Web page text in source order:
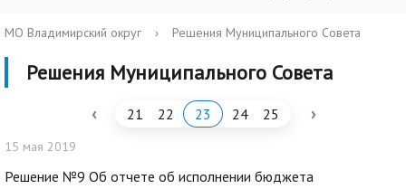
МО Владимирский округ › Решения Муниципального Совета
Решения Муниципального Совета
‹ 21 22 23 24 25 ›
15 мая 2019
Решение №9 Об отчете об исполнении бюджета